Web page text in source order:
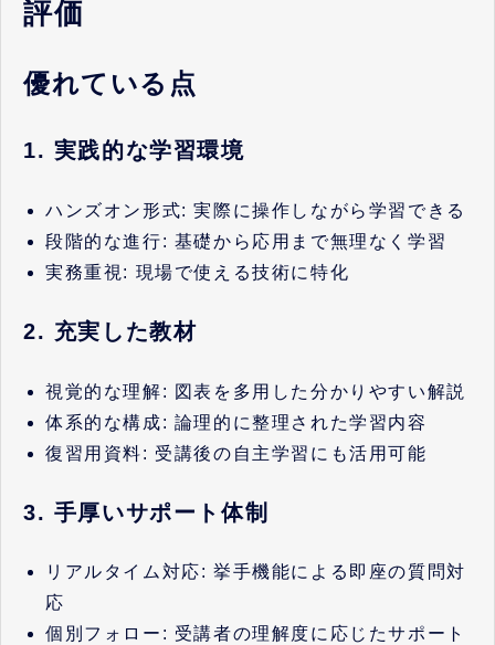
評価
優れている点
1. 実践的な学習環境
ハンズオン形式: 実際に操作しながら学習できる
段階的な進行: 基礎から応用まで無理なく学習
実務重視: 現場で使える技術に特化
2. 充実した教材
視覚的な理解: 図表を多用した分かりやすい解説
体系的な構成: 論理的に整理された学習内容
復習用資料: 受講後の自主学習にも活用可能
3. 手厚いサポート体制
リアルタイム対応: 挙手機能による即座の質問対
応
個別フォロー: 受講者の理解度に応じたサポート